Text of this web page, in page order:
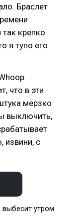
Браслет
крепко
я тупо его
что в эти
мерзко
выключить,
извини, с
утром